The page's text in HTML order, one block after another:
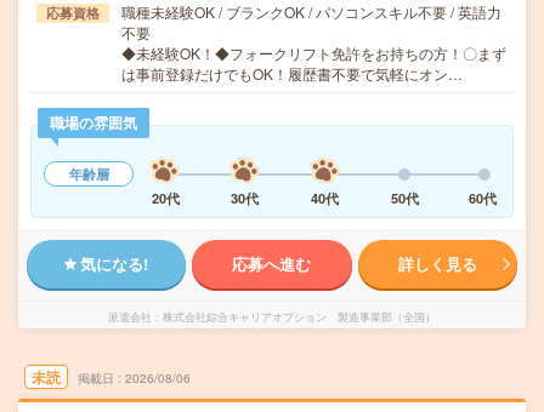
応募資格
職種未経験OK / ブランクOK / パソコンスキル不要 / 英語力
不要
◆未経験OK！◆フォークリフト免許をお持ちの方！〇まず
は事前登録だけでもOK！履歴書不要で気軽にオン…
職場の雰囲気
年齢層
20代
30代 40代 50代 60代
気になる! 応募へ進む 詳しく見る
派遣会社 株式会社綜合キャリアオプション 製造事業部（全国）
未読 掲載日 2026/08/06